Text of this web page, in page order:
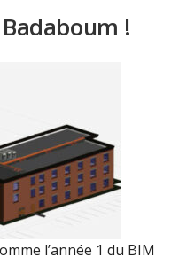
!
l’année 1 du BIM